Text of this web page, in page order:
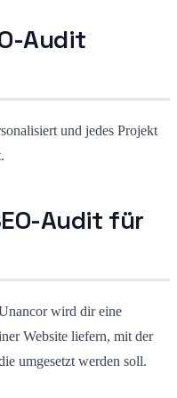
Audit
und jedes Projekt
Audit für
wird dir eine
Website liefern, mit der
umgesetzt werden soll.